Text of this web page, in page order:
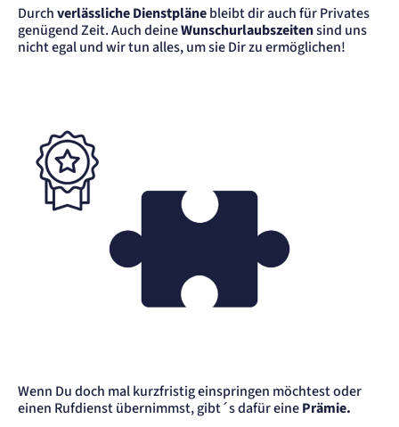
Durchverlässliche Dienstplänebleibt dir auch für Privates
genügend Zeit. Auch deineWunschurlaubszeitensind uns
nicht egal und wir tun alles, um sie Dir zu ermöglichen!
Wenn Du doch mal kurzfristig einspringen möchtest oder
einen Rufdienst übernimmst, gibt´s dafür einePrämie.
etracker GmbH
Zweck:
Erkennung, ob bei dem Besucher die Scrolltiefe gemessen wird.
STELLENANGEBOTE
SmartRecruiters
Name:
OptanonConsent, datadome, __cf_bm u.A.
SmartRecruiters GmbH
Speichert die ausgewählten Filter-Eigenschaften des Benutzers, um die entsprechenden